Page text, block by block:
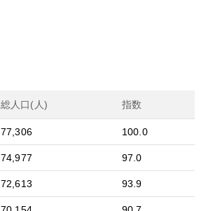
総人口(人) 指数
77,306 100.0
74,977 97.0
72,613 93.9